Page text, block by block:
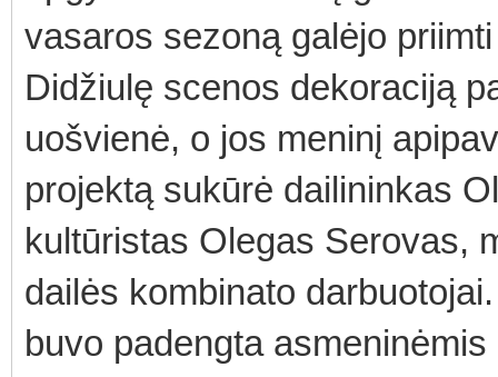
vasaros sezoną galėjo
Didžiulę scenos dekoraciją
uošvienė, o jos meninį
projektą sukūrė dailininkas
kultūristas Olegas Serovas,
dailės kombinato
buvo padengta